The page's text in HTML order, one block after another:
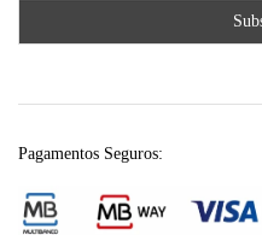
Pagamentos Seguros: